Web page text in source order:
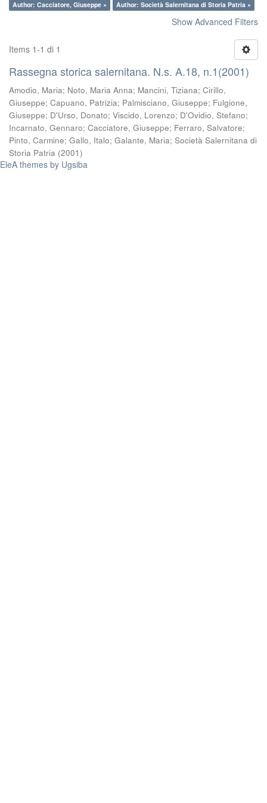
Author: Cacciatore, Giuseppe ×
Author: Società Salernitana di Storia Patria ×
Show Advanced Filters
Items 1-1 di 1
Rassegna storica salernitana. N.s. A.18, n.1(2001)
Amodio, Maria; Noto, Maria Anna; Mancini, Tiziana; Cirillo,
Giuseppe; Capuano, Patrizia; Palmisciano, Giuseppe; Fulgione,
Giuseppe; D'Urso, Donato; Viscido, Lorenzo; D'Ovidio, Stefano;
Incarnato, Gennaro; Cacciatore, Giuseppe; Ferraro, Salvatore;
Pinto, Carmine; Gallo, Italo; Galante, Maria; Società Salernitana di
Storia Patria (2001)
EleA themes by Ugsiba